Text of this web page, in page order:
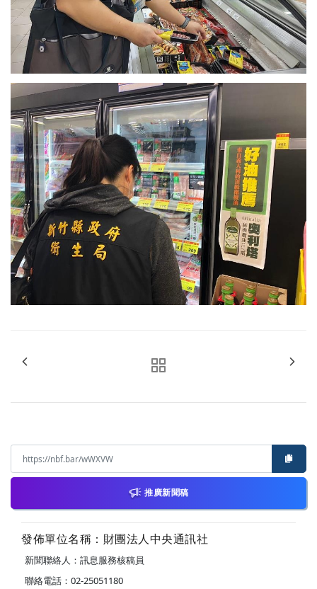
推廣新聞稿
發佈單位名稱：財團法人中央通訊社
新聞聯絡人：訊息服務核稿員
聯絡電話：02-25051180